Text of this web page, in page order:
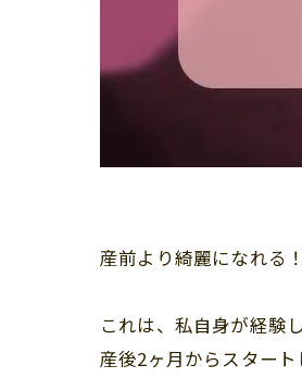
産前より綺麗になれる
これは、私自身が経験
産後2ヶ月からスター